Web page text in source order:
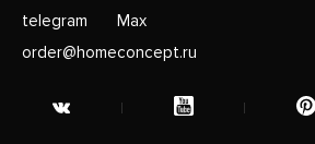
telegram
Max
order@homeconcept.ru